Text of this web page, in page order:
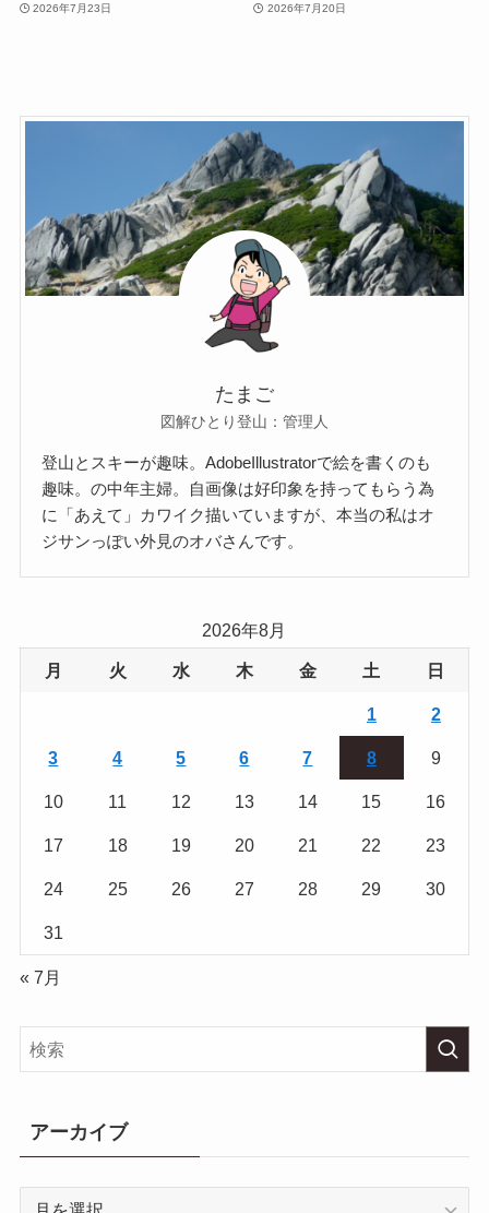
2026年7月23日 2026年7月20日
たまご
図解ひとり登山：管理人
登山とスキーが趣味。AdobeIllustratorで絵を書くのも
趣味。の中年主婦。自画像は好印象を持ってもらう為
に「あえて」カワイク描いていますが、本当の私はオ
ジサンっぽい外見のオバさんです。
2026年8月
月 火 水 木 金 土 日
1 2
3 4 5 6 7 8 9
10 11 12 13 14 15 16
17 18 19 20 21 22 23
24 25 26 27 28 29 30
31
« 7月
アーカイブ